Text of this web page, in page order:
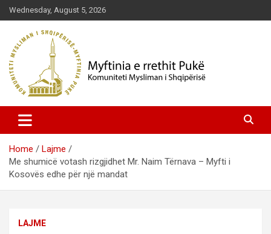
Skip
to
content
Wednesday, August 5, 2026
Myftinia Pukë | Faqja Zyrtare
Home
Lajme
Me shumicë votash rizgjidhet Mr. Naim Tërnava – Myfti i
Kosovës edhe për një mandat
LAJME